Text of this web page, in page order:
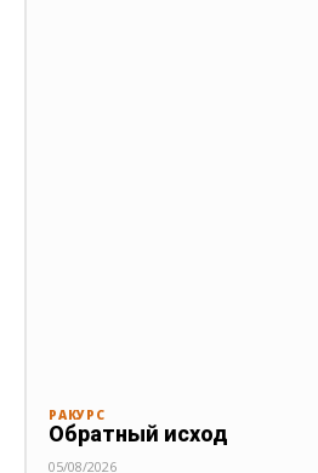
РАКУРС
Обратный исход
05/08/2026